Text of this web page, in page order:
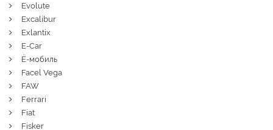
Evolute
Excalibur
Exlantix
E-Car
Ё-мобиль
Facel Vega
FAW
Ferrari
Fiat
Fisker